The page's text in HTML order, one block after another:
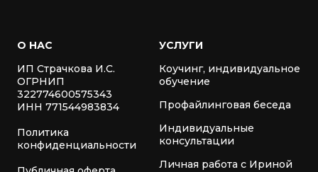
О НАС
ИП Страчкова И.С.
ОГРНИП
322774600575343
ИНН 771544983834
Политика
конфиденциальности
УСЛУГИ
Коучинг, индивидуальное
обучение
Профайлинговая беседа
Индивидуальные
консультации
Личная работа с Ириной